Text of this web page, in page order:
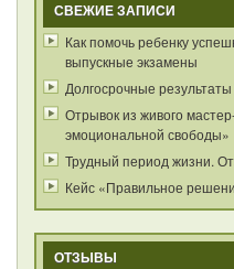
СВЕЖИЕ ЗАПИСИ
Как помочь ребенку
выпускные экзамены
Долгосрочные
Отрывок из живого
эмоциональной свободы»
Трудный период жизни.
Кейс «Правильное
ОТЗЫВЫ